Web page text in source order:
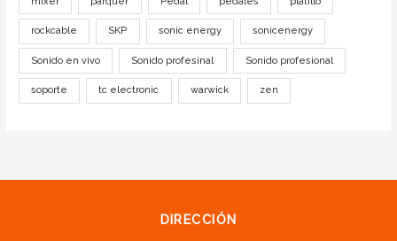
rockcable SKP sonic energy sonicenergy
Sonido en vivo Sonido profesinal Sonido profesional
soporte tc electronic warwick zen
DIRECCIÓN